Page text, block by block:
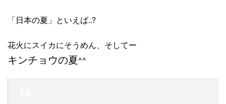
「日本の夏」といえば..?
花火にスイカにそうめん、そしてー
キンチョウの夏^^